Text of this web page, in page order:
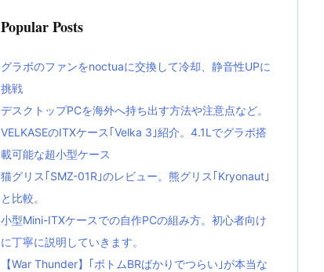
Popular Posts
グラボのファンをnoctuaに交換して冷却、静音性UPに
挑戦
デスクトップPCを海外へ持ち出す方法や注意点など。
VELKASEのITXケース｢Velka 3｣紹介。4.1Lでグラボ搭
載可能な超小型ケース
猫グリス｢SMZ-01R｣のレビュー。熊グリス｢Kryonaut｣
と比較。
小型Mini-ITXケースでの自作PCの組み方。初心者向け
に丁寧に説明していきます。
【War Thunder】｢ボトムBRばかりでつらい｣が本当な